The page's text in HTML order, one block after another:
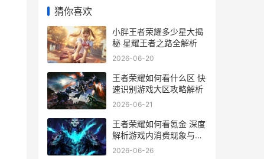
猜你喜欢
小胖王者荣耀多少星大揭
秘 星耀王者之路全解析
2026-06-20
王者荣耀如何看什么区 快
速识别游戏大区攻略解析
2026-06-21
王者荣耀如何看氪金 深度
解析游戏内消费现象与玩
家态度
2026-06-26